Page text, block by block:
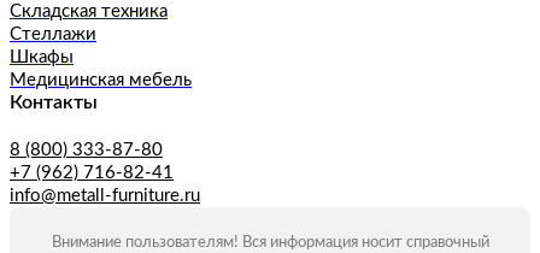
Складская техника
Стеллажи
Шкафы
Медицинская мебель
Контакты
8 (800) 333-87-80
+7 (962) 716-82-41
info@metall-furniture.ru
Внимание пользователям! Вся информация носит справочный